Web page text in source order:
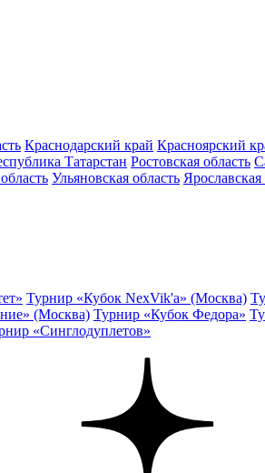
Краснодарский край Красноярский
Татарстан Ростовская область
Ульяновская область Ярославская
Турнир «Кубок NexVik'a» (Москва)
(Москва) Турнир «Кубок Федора»
«Синглодуплетов»